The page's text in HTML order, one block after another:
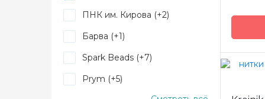
ПНК им. Кирова (+2)
Барва (+1)
Spark Beads (+7)
Prym (+5)
Бренд
Страна-